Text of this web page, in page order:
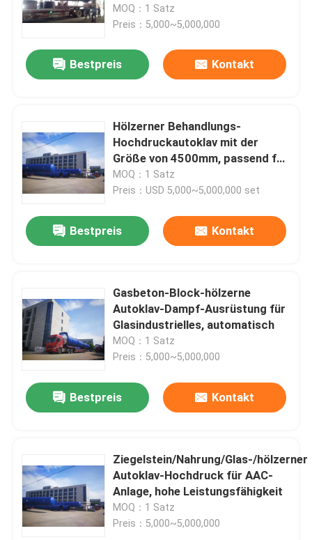
Prozess
MOQ：1 Satz
Preis：5,000~5,000,000
Bestpreis Kontakt
Hölzerner Behandlungs-
Hochdruckautoklav mit der
Größe von 4500mm, passend für
CCA-Flüssigkeit
MOQ：1 Satz
Preis：USD 5,000~5,000,000 set
Bestpreis Kontakt
Gasbeton-Block-hölzerne
Autoklav-Dampf-Ausrüstung für
Glasindustrielles, automatisch
MOQ：1 Satz
Preis：5,000~5,000,000
Bestpreis Kontakt
Ziegelstein/Nahrung/Glas-/hölzerner
Autoklav-Hochdruck für AAC-
Anlage, hohe Leistungsfähigkeit
MOQ：1 Satz
Preis：5,000~5,000,000